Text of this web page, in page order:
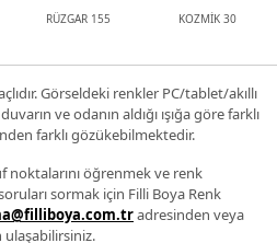
RÜZGAR 155 KOZMİK 30
Görseldeki renkler PC/tablet/akıllı
ve odanın aldığı ışığa göre farklı
farklı gözükebilmektedir.
noktalarını öğrenmek ve renk
sormak için Filli Boya Renk
adresinden veya
ulaşabilirsiniz.